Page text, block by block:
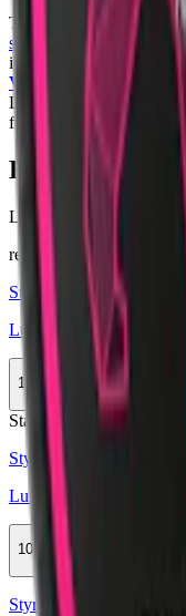
Tillverkat av Fiedler &
snus
för traditionellt
innovationer som
Västkusten
Lundgrens
Lundgrens att sätta nya
finns både som brunt och
Färskt snus
Läs mer om hur du
relaterade produkter
Styrka Normal · Slim
Lundgrens Skåne Slim
10-pack
329,90 kr
Köp
Stark
Styrka Stark · Large
Lundgrens Höståker
10-pack
Styrka Normal · Slim